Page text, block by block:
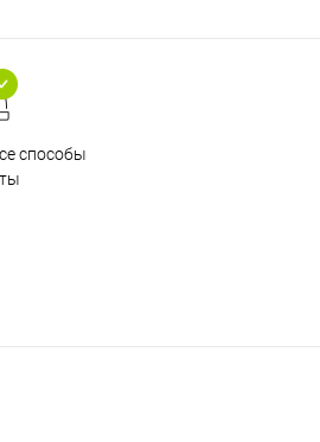
способы